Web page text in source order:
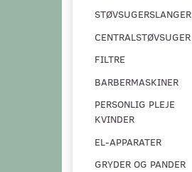
STØVSUGERSLANGER
CENTRALSTØVSUGER
FILTRE
BARBERMASKINER
PERSONLIG PLEJE
KVINDER
EL-APPARATER
GRYDER OG PANDER